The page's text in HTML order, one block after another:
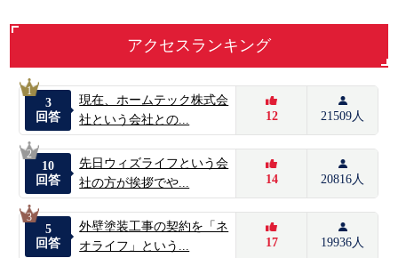
アクセスランキング
1
3
回答
現在、ホームテック株式会
社という会社との...
12 21509人
2
10
回答
先日ウィズライフという会
社の方が挨拶でや...
14 20816人
3
5
回答
外壁塗装工事の契約を「ネ
オライフ」という...
17 19936人